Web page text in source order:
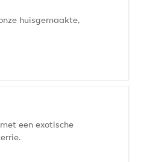
huisgemaakte,
een exotische